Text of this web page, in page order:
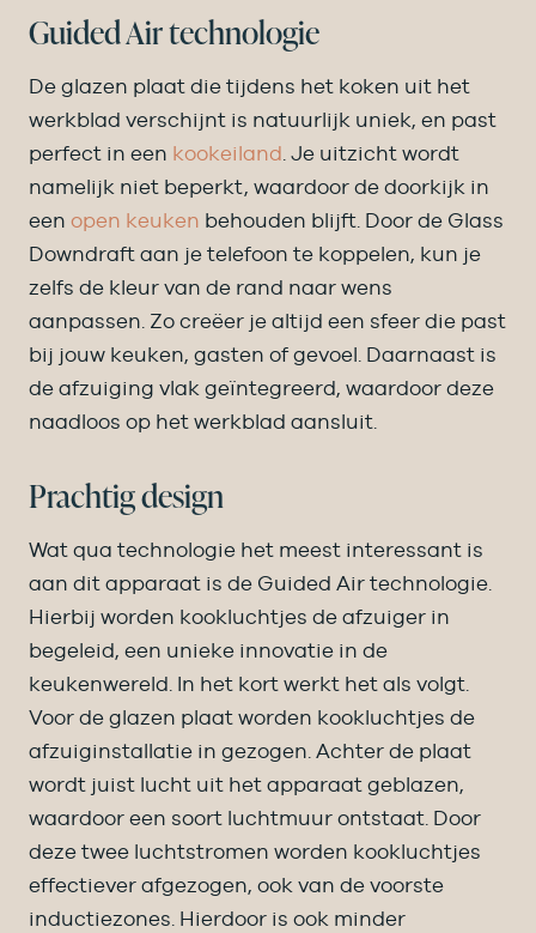
Guided Air technologie
De glazen plaat die tijdens het koken uit het
werkblad verschijnt is natuurlijk uniek, en past
perfect in een kookeiland . Je uitzicht wordt
namelijk niet beperkt, waardoor de doorkijk in
een open keuken behouden blijft. Door de Glass
Downdraft aan je telefoon te koppelen, kun je
zelfs de kleur van de rand naar wens
aanpassen. Zo creëer je altijd een sfeer die past
bij jouw keuken, gasten of gevoel. Daarnaast is
de afzuiging vlak geïntegreerd, waardoor deze
naadloos op het werkblad aansluit.
Prachtig design
Wat qua technologie het meest interessant is
aan dit apparaat is de Guided Air technologie.
Hierbij worden kookluchtjes de afzuiger in
begeleid, een unieke innovatie in de
keukenwereld. In het kort werkt het als volgt.
Voor de glazen plaat worden kookluchtjes de
afzuiginstallatie in gezogen. Achter de plaat
wordt juist lucht uit het apparaat geblazen,
waardoor een soort luchtmuur ontstaat. Door
deze twee luchtstromen worden kookluchtjes
effectiever afgezogen, ook van de voorste
inductiezones. Hierdoor is ook minder